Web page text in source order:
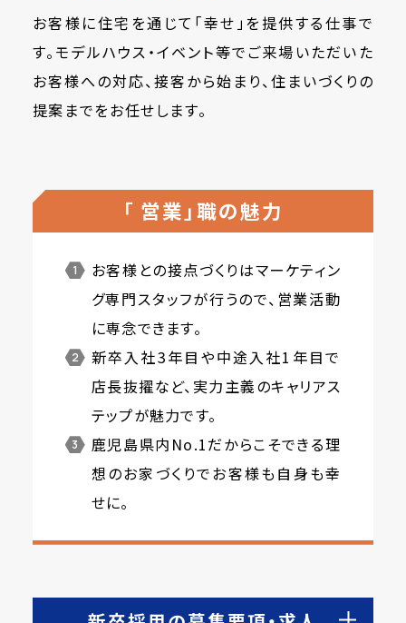
お客様に住宅を通じて「幸せ」を提供する仕事で
す。モデルハウス・イベント等でご来場いただいた
お客様への対応、接客から始まり、住まいづくりの
提案までをお任せします。
「 営業」職の魅力
お客様との接点づくりはマーケティン
グ専門スタッフが行うので、営業活動
に専念できます。
新卒入社3年目や中途入社1年目で
店長抜擢など、実力主義のキャリアス
テップが魅力です。
鹿児島県内No.1だからこそできる理
想のお家づくりでお客様も自身も幸
せに。